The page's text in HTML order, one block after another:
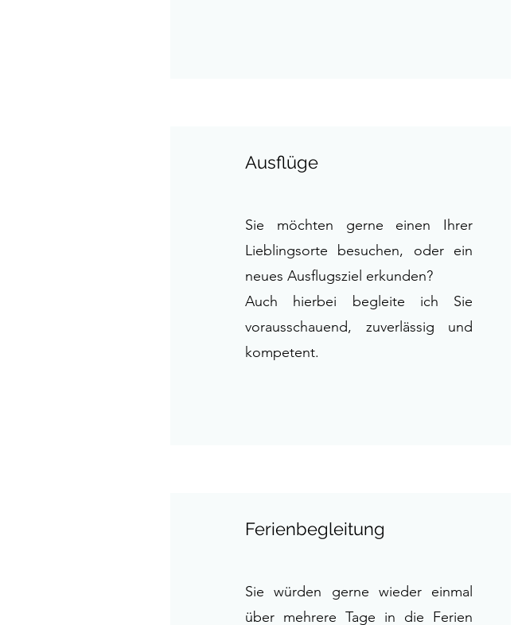
Ausflüge
Sie möchten gerne einen Ihrer
Lieblingsorte besuchen, oder ein
neues Ausflugsziel erkunden?
Auch hierbei begleite ich Sie
vorausschauend, zuverlässig und
kompetent.
Ferienbegleitung
Sie würden gerne wieder einmal
über mehrere Tage in die Ferien